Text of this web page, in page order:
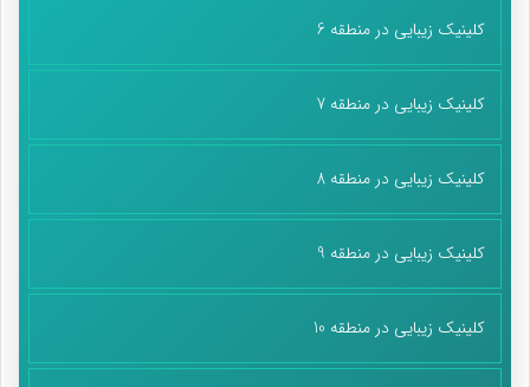
کلینیک زیبایی در منطقه 6
کلینیک زیبایی در منطقه 7
کلینیک زیبایی در منطقه 8
کلینیک زیبایی در منطقه 9
کلینیک زیبایی در منطقه 10